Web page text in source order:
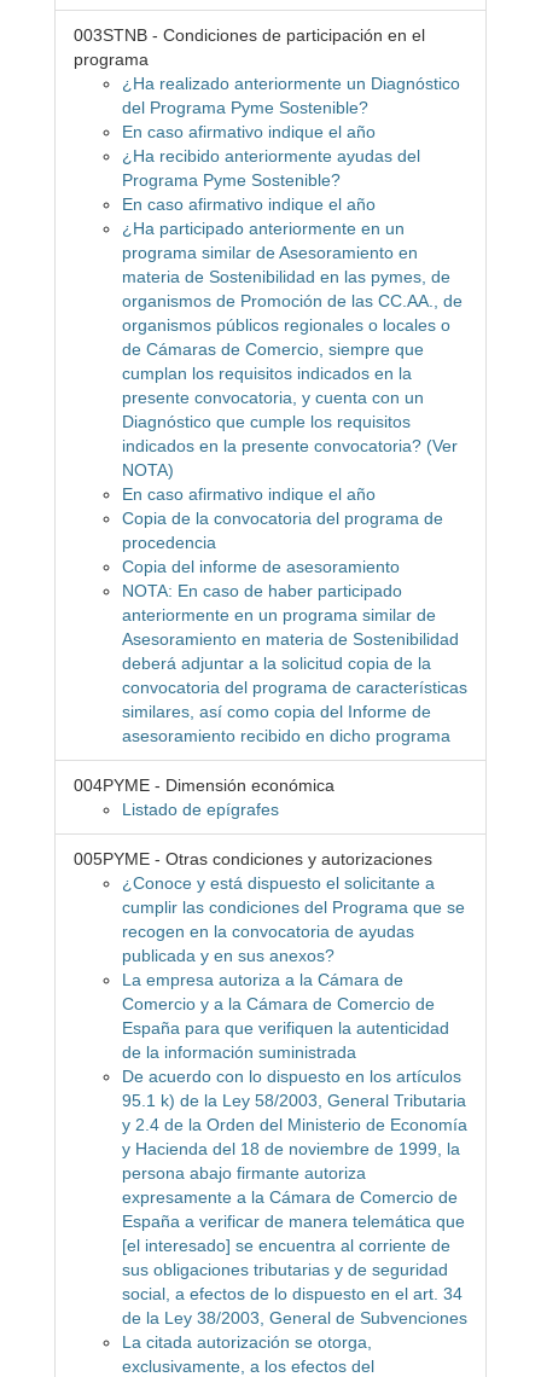
003STNB - Condiciones de participación en el
programa
¿Ha realizado anteriormente un Diagnóstico
del Programa Pyme Sostenible?
En caso afirmativo indique el año
¿Ha recibido anteriormente ayudas del
Programa Pyme Sostenible?
En caso afirmativo indique el año
¿Ha participado anteriormente en un
programa similar de Asesoramiento en
materia de Sostenibilidad en las pymes, de
organismos de Promoción de las CC.AA., de
organismos públicos regionales o locales o
de Cámaras de Comercio, siempre que
cumplan los requisitos indicados en la
presente convocatoria, y cuenta con un
Diagnóstico que cumple los requisitos
indicados en la presente convocatoria? (Ver
NOTA)
En caso afirmativo indique el año
Copia de la convocatoria del programa de
procedencia
Copia del informe de asesoramiento
NOTA: En caso de haber participado
anteriormente en un programa similar de
Asesoramiento en materia de Sostenibilidad
deberá adjuntar a la solicitud copia de la
convocatoria del programa de características
similares, así como copia del Informe de
asesoramiento recibido en dicho programa
004PYME - Dimensión económica
Listado de epígrafes
005PYME - Otras condiciones y autorizaciones
¿Conoce y está dispuesto el solicitante a
cumplir las condiciones del Programa que se
recogen en la convocatoria de ayudas
publicada y en sus anexos?
La empresa autoriza a la Cámara de
Comercio y a la Cámara de Comercio de
España para que verifiquen la autenticidad
de la información suministrada
De acuerdo con lo dispuesto en los artículos
95.1 k) de la Ley 58/2003, General Tributaria
y 2.4 de la Orden del Ministerio de Economía
y Hacienda del 18 de noviembre de 1999, la
persona abajo firmante autoriza
expresamente a la Cámara de Comercio de
España a verificar de manera telemática que
[el interesado] se encuentra al corriente de
sus obligaciones tributarias y de seguridad
social, a efectos de lo dispuesto en el art. 34
de la Ley 38/2003, General de Subvenciones
La citada autorización se otorga,
exclusivamente, a los efectos del